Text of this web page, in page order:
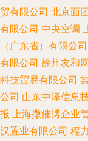
贸有限公司 北京面
有限公司 中央空调
（广东省）有限公司
有限公司 徐州友和
科技贸易有限公司
公司 山东中泽信息
报 上海撒催博企业
汉置业有限公司 程